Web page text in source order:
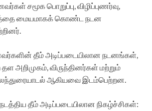
சமூக பொறுப்பு, விழிப்புணர்வு,
மையமாகக் கொண்ட நடன
தீம் அடிப்படையிலான நடனங்கள்,
தள அறிமுகம், விருந்தினர்கள் மற்றும்
ஆகியவை இடம்பெற்றன.
தீம் அடிப்படையிலான நிகழ்ச்சிகள்: